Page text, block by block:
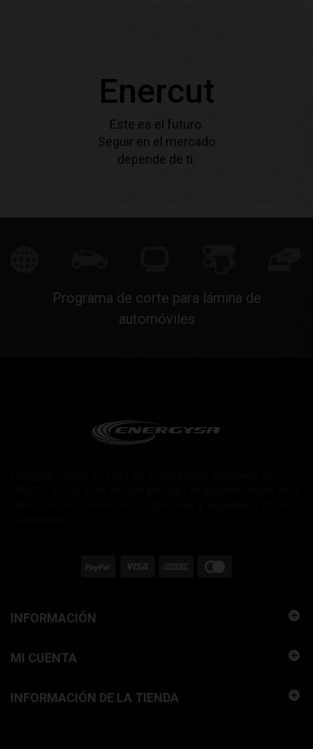
Enercut
Este es el futuro.
Seguir en el mercado
depende de tí.
Programa de corte para lámina de
automóviles
INFORMACIÓN
MI CUENTA
INFORMACIÓN DE LA TIENDA